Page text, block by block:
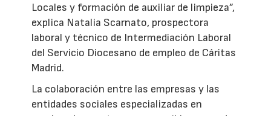
Locales y formación de auxiliar de limpieza”,
explica Natalia Scarnato, prospectora
laboral y técnico de Intermediación Laboral
del Servicio Diocesano de empleo de Cáritas
Madrid.
La colaboración entre las empresas y las
entidades sociales especializadas en